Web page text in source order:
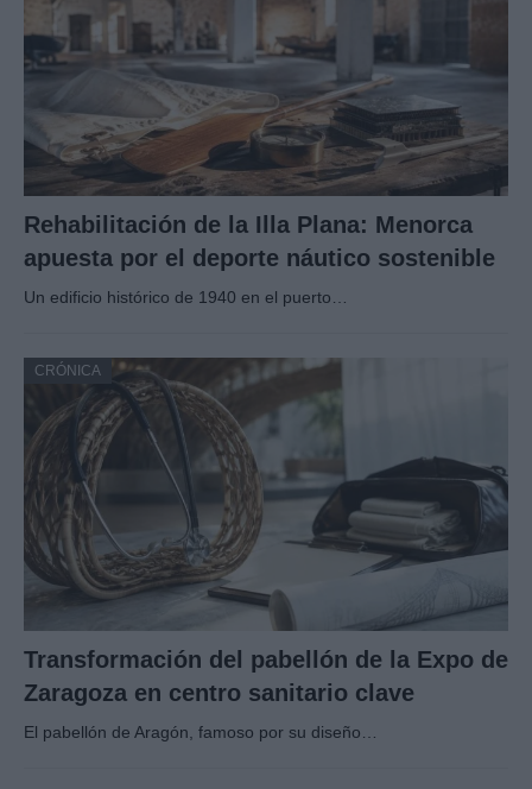
Rehabilitación de la Illa Plana: Menorca
apuesta por el deporte náutico sostenible
Un edificio histórico de 1940 en el puerto…
CRÓNICA
Transformación del pabellón de la Expo de
Zaragoza en centro sanitario clave
El pabellón de Aragón, famoso por su diseño…